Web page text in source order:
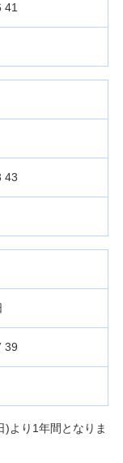
41
43
39
)より1年間となりま